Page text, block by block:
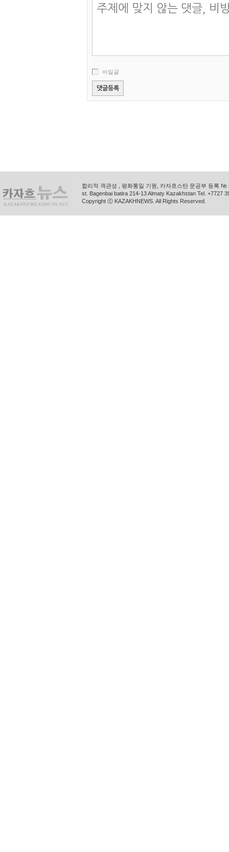
비밀글
합리적 객관성 , 평화통일 기원, 카자흐스탄 문공부 등록
st. Bagenbai batira 214-13 Almaty Kazakhstan Tel. +7727
Copyright ⓒ KAZAKHNEWS. All Rights Reserved.